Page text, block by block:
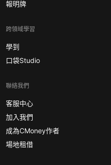
報明牌
跨領域學習
學到
口袋Studio
聯絡我們
客服中心
加入我們
成為CMoney作者
場地租借